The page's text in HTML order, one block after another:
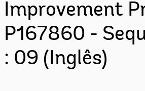
Improvement
P167860 -
: 09 (Inglês)